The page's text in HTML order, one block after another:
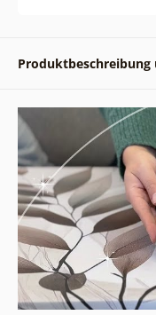
Produktbeschreibung